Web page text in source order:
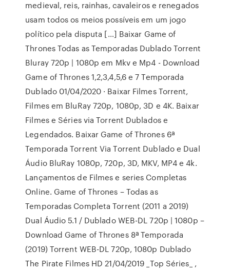
medieval, reis, rainhas, cavaleiros e renegados
usam todos os meios possíveis em um jogo
político pela disputa […] Baixar Game of
Thrones Todas as Temporadas Dublado Torrent
Bluray 720p | 1080p em Mkv e Mp4 - Download
Game of Thrones 1,2,3,4,5,6 e 7 Temporada
Dublado 01/04/2020 · Baixar Filmes Torrent,
Filmes em BluRay 720p, 1080p, 3D e 4K. Baixar
Filmes e Séries via Torrent Dublados e
Legendados. Baixar Game of Thrones 6ª
Temporada Torrent Via Torrent Dublado e Dual
Áudio BluRay 1080p, 720p, 3D, MKV, MP4 e 4k.
Lançamentos de Filmes e series Completas
Online. Game of Thrones – Todas as
Temporadas Completa Torrent (2011 a 2019)
Dual Áudio 5.1 / Dublado WEB-DL 720p | 1080p –
Download Game of Thrones 8ª Temporada
(2019) Torrent WEB-DL 720p, 1080p Dublado
The Pirate Filmes HD 21/04/2019 _Top Séries_ ,